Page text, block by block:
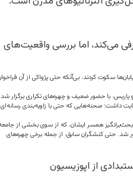
می‌کند، اما بررسی واقعیت‌های
اما خیابان‌ها سکوت کردند، بی‌آنکه حتی پژواکی از آن
پاریس، با حضور ضعیف و چهره‌های تکراری برگزار شد.
داشت؛ صحنه‌هایی که حتی با زاویه‌بندی رسانه‌ای
همسر ایشان، که از سوی بخشی از
شد. حتی کنشگران سابق، از جمله برخی چهره‌های